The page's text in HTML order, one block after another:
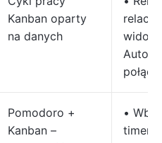
Kanban oparty
na danych
Pomodoro +
Kanban –
•
timer